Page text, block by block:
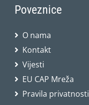
Poveznice
O nama
Kontakt
Vijesti
EU CAP Mreža
Pravila privatnosti